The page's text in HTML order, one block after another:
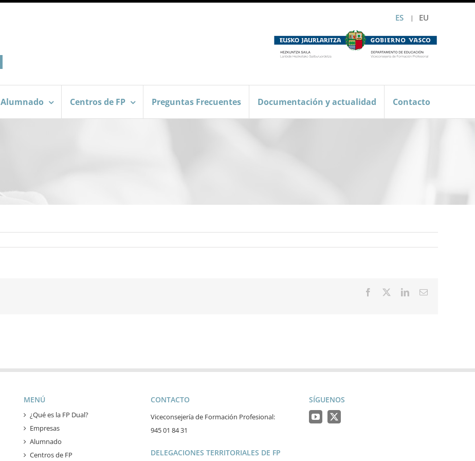
ES EU
Alumnado Centros de FP Preguntas Frecuentes Documentación y actualidad Contacto
Facebook LinkedInCorreo
MENÚ
¿Qué es la FP Dual?
Empresas
Alumnado
Centros de FP
CONTACTO
Viceconsejería de Formación Profesional:
945 01 84 31
DELEGACIONES TERRITORIALES DE FP
SÍGUENOS